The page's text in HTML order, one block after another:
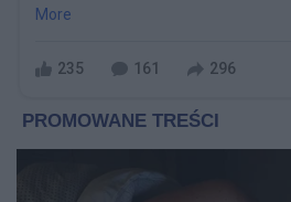
More
235 161 296